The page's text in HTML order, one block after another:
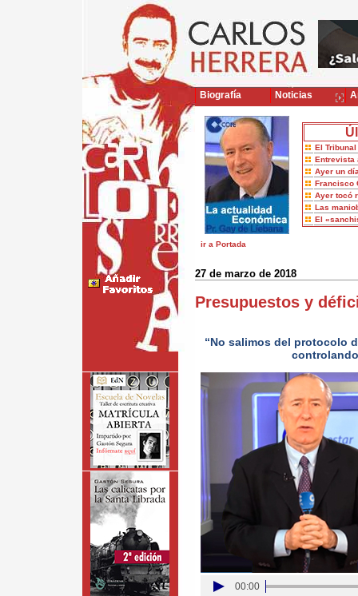
El
Entrevista
Ayer un
Francisco
Ayer tocó
Las
El
ir a Portada
27 de marzo de 2018
Presupuestos y
“No salimos del protocolo
00:00
Biografía Noticias